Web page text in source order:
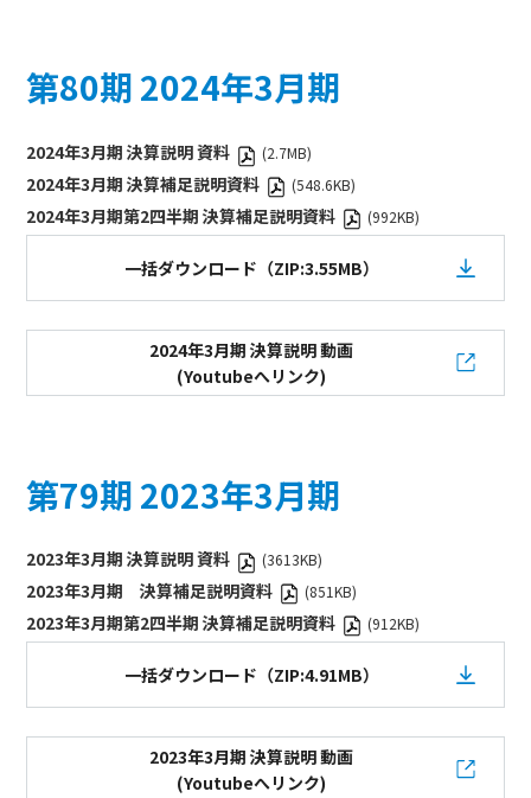
第80期 2024年3月期
2024年3月期 決算説明 資料 (2.7MB)
2024年3月期 決算補足説明資料 (548.6KB)
2024年3月期第2四半期 決算補足説明資料 (992KB)
一括ダウンロード（ZIP:3.55MB）
2024年3月期 決算説明 動画
(Youtubeへリンク)
第79期 2023年3月期
2023年3月期 決算説明 資料 (3613KB)
2023年3月期 決算補足説明資料 (851KB)
2023年3月期第2四半期 決算補足説明資料 (912KB)
一括ダウンロード（ZIP:4.91MB）
2023年3月期 決算説明 動画
(Youtubeへリンク)